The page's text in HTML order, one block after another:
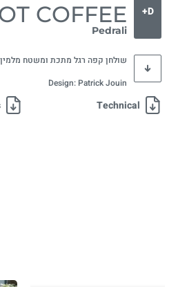
D+
COFFEE
Pedrali
שולחן קפה רגל מתכת ומשטח מלמין
Design: Patrick Jouin
Technical